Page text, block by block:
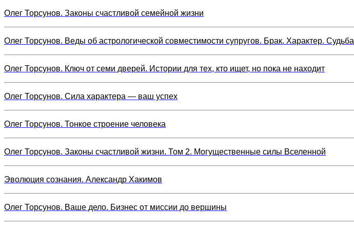
Олег Торсунов. Законы счастливой семейной жизни
Олег Торсунов. Веды об астрологической совместимости супругов. Брак. Характер. Судьба
Олег Торсунов. Ключ от семи дверей. Истории для тех, кто ищет, но пока не находит
Олег Торсунов. Сила характера — ваш успех
Олег Торсунов. Тонкое строение человека
Олег Торсунов. Законы счастливой жизни. Том 2. Могущественные силы Вселенной
Эволюция сознания. Александр Хакимов
Олег Торсунов. Ваше дело. Бизнес от миссии до вершины